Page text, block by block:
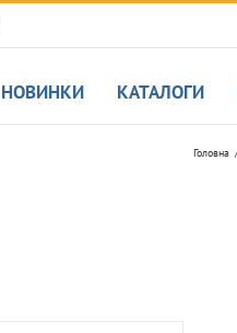
НОВИНКИ КАТАЛОГИ
Головна